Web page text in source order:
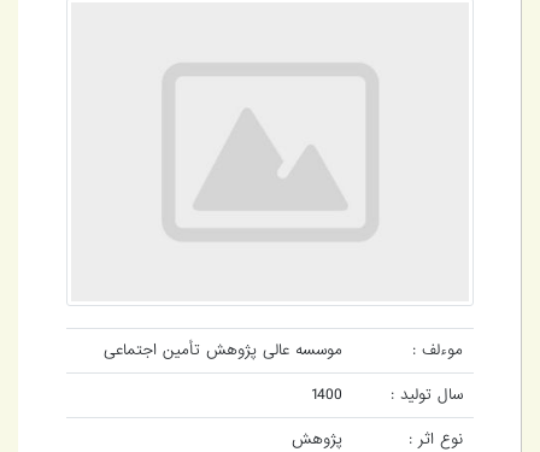
موءلف :
موسسه عالی پژوهش تأمین اجتماعی
سال تولید :
1400
نوع اثر :
پژوهش